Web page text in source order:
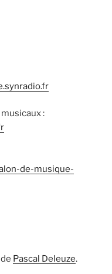
:
de-musique-
Pascal Deleuze.